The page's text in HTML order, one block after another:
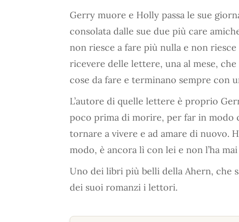
Gerry muore e Holly passa le sue
consolata dalle sue due più care
non riesce a fare più nulla e non
ricevere delle lettere, una al mese,
cose da fare e terminano sempre con
L’autore di quelle lettere è proprio
poco prima di morire, per far in modo
tornare a vivere e ad amare di nuovo.
modo, è ancora lì con lei e non l’ha
Uno dei libri più belli della Ahern, che
dei suoi romanzi i lettori.